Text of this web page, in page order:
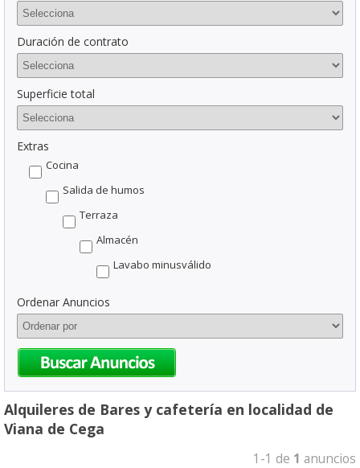
Duración de contrato
Superficie total
Extras
Cocina
Salida de humos
Terraza
Almacén
Lavabo minusválido
Ordenar Anuncios
Alquileres de Bares y cafetería en localidad de
Viana de Cega
1-1 de 1 anuncios